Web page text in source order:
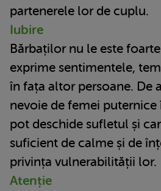
partenerele lor de cuplu.
Iubire
Bărbaților nu le este
exprime sentimentele,
în fața altor persoane. De
nevoie de femei puternice
pot deschide sufletul și
suficient de calme și de
privința vulnerabilității lor.
Atenție